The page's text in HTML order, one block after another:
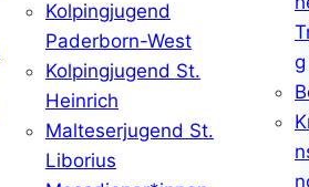
Kolpingjugend
Paderborn-West
Kolpingjugend St.
Heinrich
Malteserjugend St.
Liborius
g